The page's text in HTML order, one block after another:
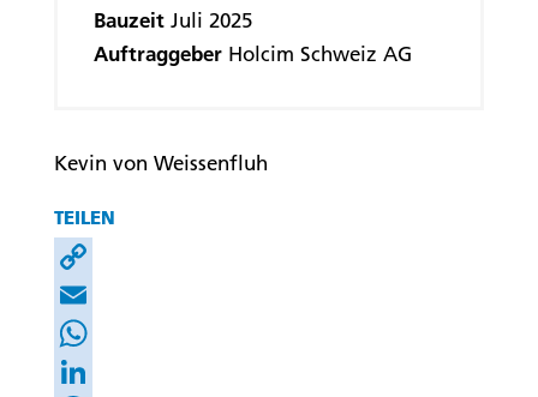
Bauzeit Juli 2025
AuftraggeberHolcim Schweiz AG
Kevin von Weissenfluh
TEILEN
Copy
Link
Email
WhatsApp